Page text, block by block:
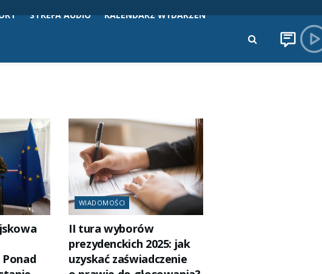
STREFA AUDIO KALENDARZ WYDARZEŃ
WIADOMOŚCI
II tura wyborów
prezydenckich 2025: jak
uzyskać zaświadczenie